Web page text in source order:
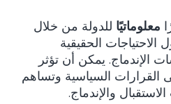
معلوماتيًا للدولة من خلال
الحقيقية
الإندماج. يمكن أن تؤثر
القرارات السياسية وتساهم
والإندماج.